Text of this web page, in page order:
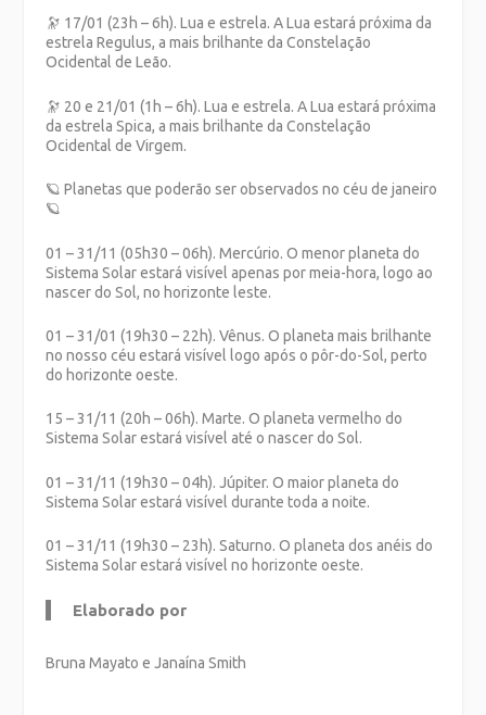
🔭 17/01 (23h – 6h). Lua e estrela. A Lua estará próxima da
estrela Regulus, a mais brilhante da Constelação
Ocidental de Leão.
🔭 20 e 21/01 (1h – 6h). Lua e estrela. A Lua estará próxima
da estrela Spica, a mais brilhante da Constelação
Ocidental de Virgem.
🪐 Planetas que poderão ser observados no céu de janeiro
🪐
01 – 31/11 (05h30 – 06h). Mercúrio. O menor planeta do
Sistema Solar estará visível apenas por meia-hora, logo ao
nascer do Sol, no horizonte leste.
01 – 31/01 (19h30 – 22h). Vênus. O planeta mais brilhante
no nosso céu estará visível logo após o pôr-do-Sol, perto
do horizonte oeste.
15 – 31/11 (20h – 06h). Marte. O planeta vermelho do
Sistema Solar estará visível até o nascer do Sol.
01 – 31/11 (19h30 – 04h). Júpiter. O maior planeta do
Sistema Solar estará visível durante toda a noite.
01 – 31/11 (19h30 – 23h). Saturno. O planeta dos anéis do
Sistema Solar estará visível no horizonte oeste.
Elaborado por
Bruna Mayato e Janaína Smith